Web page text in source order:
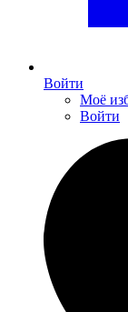
Войти
Моё
Войти